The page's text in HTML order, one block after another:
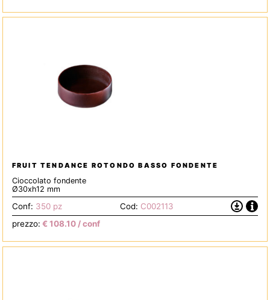
FRUIT TENDANCE ROTONDO BASSO FONDENTE
Cioccolato fondente
Ø30xh12 mm
Conf: 350 pz Cod: C002113
Scarica
la
prezzo: €108.10/ conf